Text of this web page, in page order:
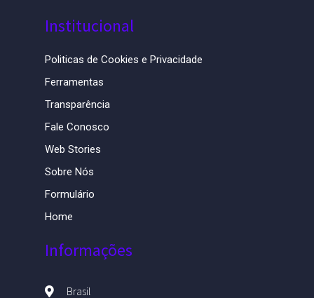
Institucional
Politicas de Cookies e Privacidade
Ferramentas
Transparência
Fale Conosco
Web Stories
Sobre Nós
Formulário
Home
Informações
Brasil